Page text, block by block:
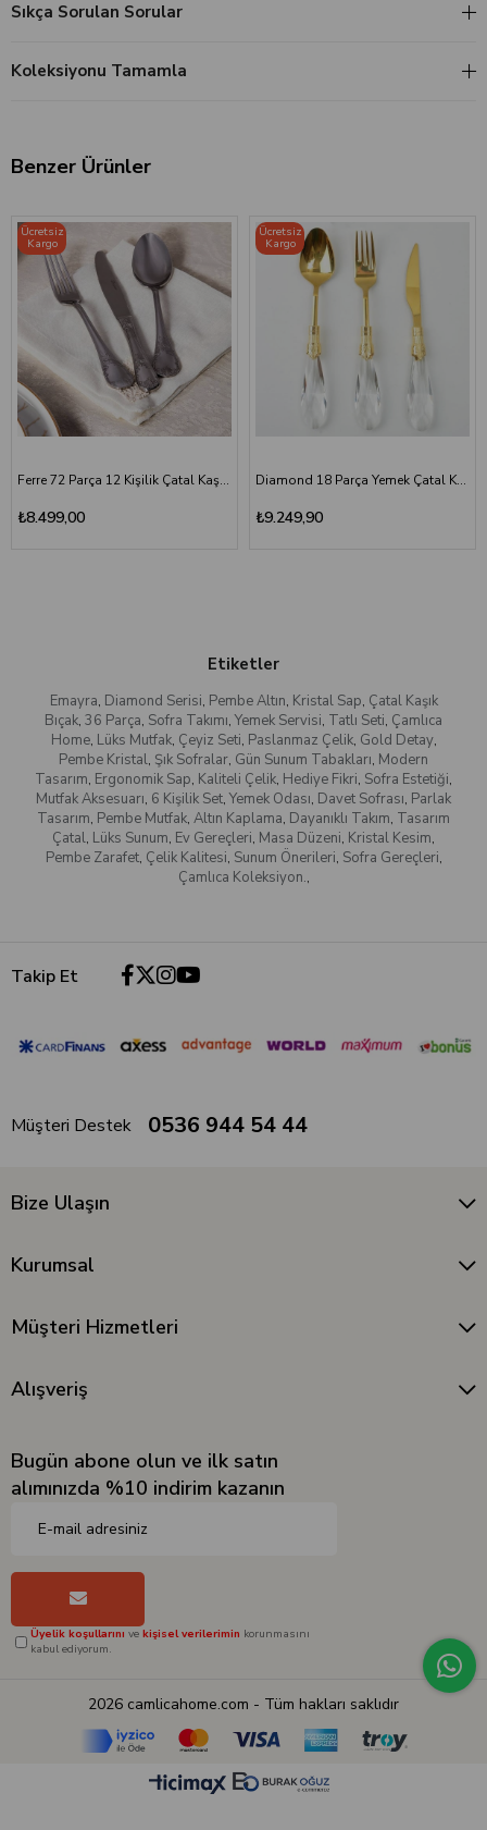
Sıkça Sorulan Sorular
Koleksiyonu Tamamla
Benzer Ürünler
Ferre 72 Parça 12 Kişilik Çatal Kaşık Bıçak Seti
₺8.499,00
Ücretsiz
Kargo
Diamond 18 Parça Yemek Çatal Kaşık Bıçak Seti | Altın Titanyum
₺9.249,90
Ücretsiz
Kargo
Etiketler
Emayra, Diamond Serisi, Pembe Altın, Kristal Sap, Çatal Kaşık
Bıçak, 36 Parça, Sofra Takımı, Yemek Servisi, Tatlı Seti, Çamlıca
Home, Lüks Mutfak, Çeyiz Seti, Paslanmaz Çelik, Gold Detay,
Pembe Kristal, Şık Sofralar, Gün Sunum Tabakları, Modern
Tasarım, Ergonomik Sap, Kaliteli Çelik, Hediye Fikri, Sofra Estetiği,
Mutfak Aksesuarı, 6 Kişilik Set, Yemek Odası, Davet Sofrası, Parlak
Tasarım, Pembe Mutfak, Altın Kaplama, Dayanıklı Takım, Tasarım
Çatal, Lüks Sunum, Ev Gereçleri, Masa Düzeni, Kristal Kesim,
Pembe Zarafet, Çelik Kalitesi, Sunum Önerileri, Sofra Gereçleri,
Çamlıca Koleksiyon.,
Takip Et
Müşteri Destek 0536 944 54 44
Bize Ulaşın
Kurumsal
Müşteri Hizmetleri
Alışveriş
Bugün abone olun ve ilk satın
alımınızda %10 indirim kazanın
Üyelik koşullarını ve kişisel verilerimin korunmasını
kabul ediyorum.
2026 camlicahome.com - Tüm hakları saklıdır